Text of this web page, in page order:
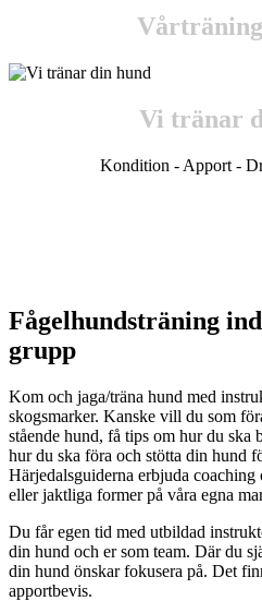
Vi tränar
Kondition - Apport -
Fågelhundsträning
grupp
Kom och jaga/träna hund med
skogsmarker. Kanske vill du som
stående hund, få tips om hur du ska
hur du ska föra och stötta din hund
Härjedalsguiderna erbjuda
eller jaktliga former på våra egna
Du får egen tid med utbildad
din hund och er som team. Där du
din hund önskar fokusera på. Det
apportbevis.